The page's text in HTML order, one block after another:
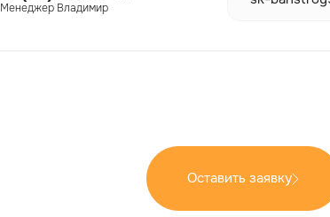
Менеджер Владимир
Оставить заявку